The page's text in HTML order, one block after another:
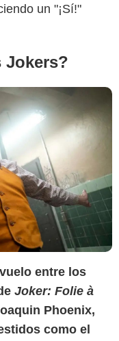
un "¡Sí!"
Jokers?
entre los
Joker: Folie à
Phoenix,
como el